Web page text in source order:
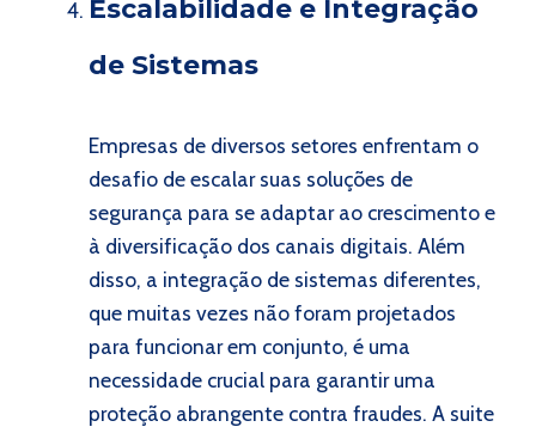
Escalabilidade e Integração
de Sistemas
Empresas de diversos setores enfrentam o
desafio de escalar suas soluções de
segurança para se adaptar ao crescimento e
à diversificação dos canais digitais. Além
disso, a integração de sistemas diferentes,
que muitas vezes não foram projetados
para funcionar em conjunto, é uma
necessidade crucial para garantir uma
proteção abrangente contra fraudes. A suite